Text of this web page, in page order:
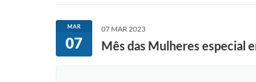
MAR
07
07 MAR 2023
Mês das Mulheres especial